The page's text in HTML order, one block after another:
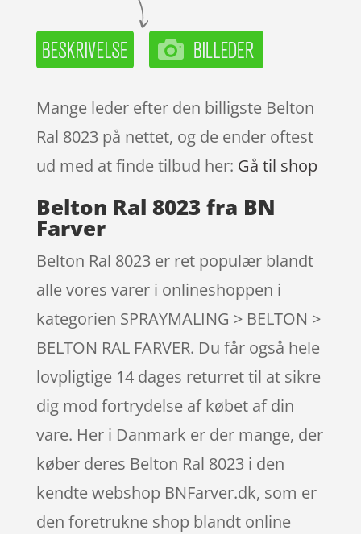
Mange leder efter den billigste Belton
Ral 8023 på nettet, og de ender oftest
ud med at finde tilbud her: Gå til shop
Belton Ral 8023 fra BN
Farver
Belton Ral 8023 er ret populær blandt
alle vores varer i onlineshoppen i
kategorien SPRAYMALING > BELTON >
BELTON RAL FARVER. Du får også hele
lovpligtige 14 dages returret til at sikre
dig mod fortrydelse af købet af din
vare. Her i Danmark er der mange, der
køber deres Belton Ral 8023 i den
kendte webshop BNFarver.dk, som er
den foretrukne shop blandt online